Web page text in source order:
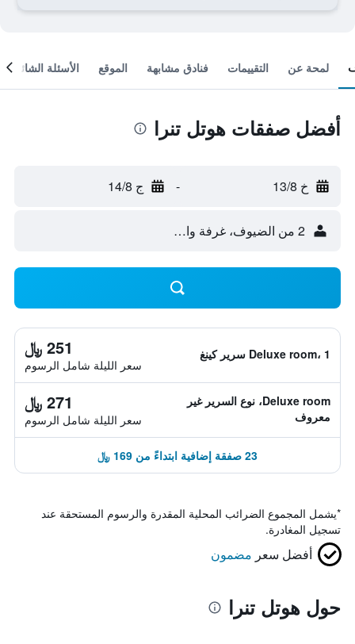
لمحة عن التقييمات فنادق مشابهة الموقع الأسئلة الشائعة
أفضل صفقات هوتل تنرا
خ 13/8 - ج 14/8
2 من الضيوف، غرفة واحدة
Deluxe room، 1 سرير كينغ 251 ﷼
سعر الليلة شامل الرسوم
Deluxe room، نوع السرير غير
معروف
271 ﷼
سعر الليلة شامل الرسوم
23 صفقة إضافية ابتداءً من 169 ﷼
*يشمل المجموع الضرائب المحلية المقدرة والرسوم المستحقة عند
تسجيل المغادرة.
أفضل سعر مضمون
حول هوتل تنرا